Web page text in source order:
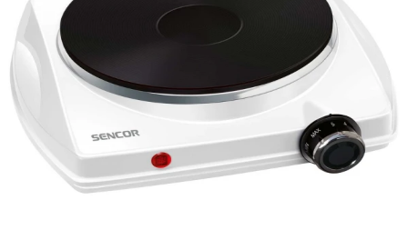
DODATNA
OPREMA
MOBILNI I
FIKSNI
TELEFONI
MALI
KUĆNI
APARATI